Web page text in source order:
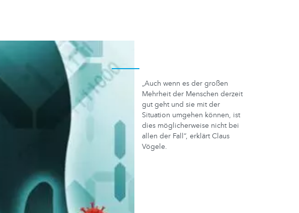
„Auch wenn es der großen
Mehrheit der Menschen derzeit
gut geht und sie mit der
Situation umgehen können, ist
dies möglicherweise nicht bei
allen der Fall“, erklärt Claus
Vögele.